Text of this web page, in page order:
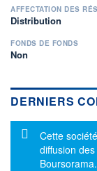
AFFECTATION DES
Distribution
FONDS DE FONDS
Non
DERNIERS
Message
Cette
diffusion
Boursorama.